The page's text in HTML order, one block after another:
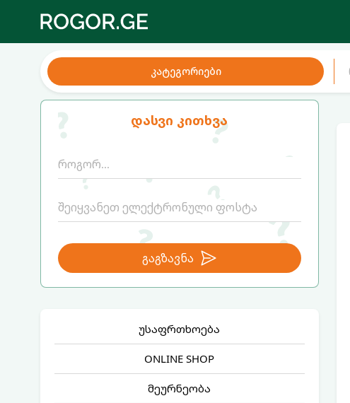
კატეგორიები
დასვი კითხვა
გაგზავნა
უსაფრთხოება
ONLINE SHOP
მეურნეობა